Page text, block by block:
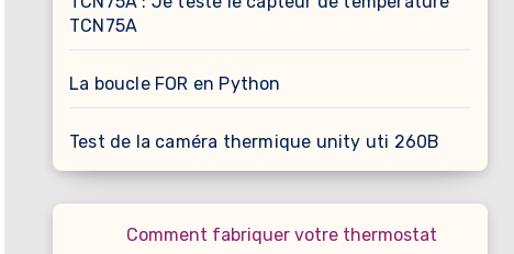
TCN75A
La boucle FOR en Python
Test de la caméra thermique unity uti 260B
Comment fabriquer votre thermostat